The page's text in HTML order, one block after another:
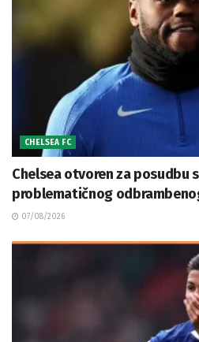
CHELSEA FC
Chelsea otvoren za posudbu
problematičnog
07/08/2026